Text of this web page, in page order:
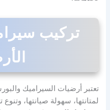
تركيب
تعتبر أرضيات السيراميك
لمتانتها، سهولة صيانتها،